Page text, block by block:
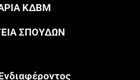
ΚΔΒΜ
ΣΠΟΥΔΩΝ